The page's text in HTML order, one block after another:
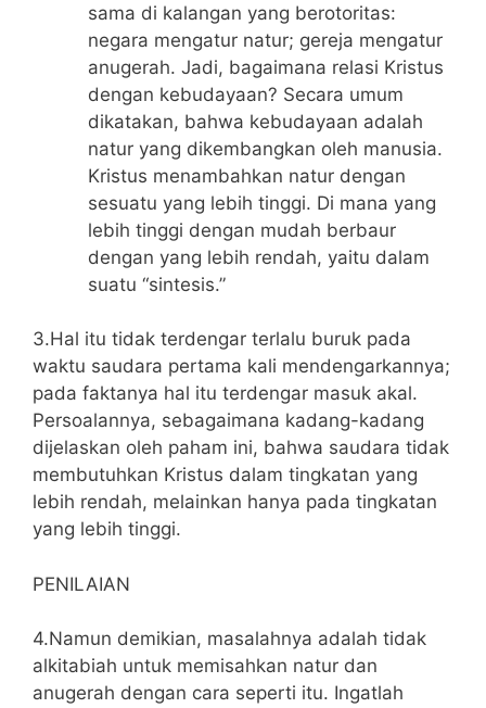
sama di kalangan yang berotoritas:
negara mengatur natur; gereja mengatur
anugerah. Jadi, bagaimana relasi Kristus
dengan kebudayaan? Secara umum
dikatakan, bahwa kebudayaan adalah
natur yang dikembangkan oleh manusia.
Kristus menambahkan natur dengan
sesuatu yang lebih tinggi. Di mana yang
lebih tinggi dengan mudah berbaur
dengan yang lebih rendah, yaitu dalam
suatu “sintesis.”
3.Hal itu tidak terdengar terlalu buruk pada
waktu saudara pertama kali mendengarkannya;
pada faktanya hal itu terdengar masuk akal.
Persoalannya, sebagaimana kadang-kadang
dijelaskan oleh paham ini, bahwa saudara tidak
membutuhkan Kristus dalam tingkatan yang
lebih rendah, melainkan hanya pada tingkatan
yang lebih tinggi.
PENILAIAN
4.Namun demikian, masalahnya adalah tidak
alkitabiah untuk memisahkan natur dan
anugerah dengan cara seperti itu. Ingatlah